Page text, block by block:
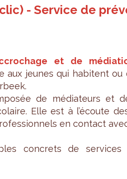
- Service de
et de
aux jeunes qui habitent
de média­teurs et
Elle est à l’écoute
en contact
concrets de ser­vices